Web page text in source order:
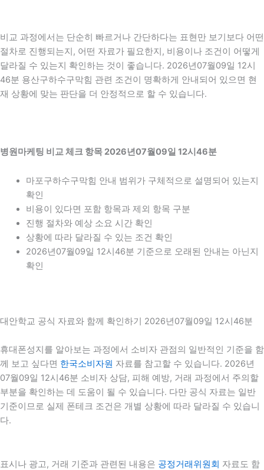
비교 과정에서는 단순히 빠르거나 간단하다는 표현만 보기보다 어떤
절차로 진행되는지, 어떤 자료가 필요한지, 비용이나 조건이 어떻게
달라질 수 있는지 확인하는 것이 좋습니다. 2026년07월09일 12시
46분 용산구하수구막힘 관련 조건이 명확하게 안내되어 있으면 현
재 상황에 맞는 판단을 더 안정적으로 할 수 있습니다.
병원마케팅 비교 체크 항목 2026년07월09일 12시46분
마포구하수구막힘 안내 범위가 구체적으로 설명되어 있는지
확인
비용이 있다면 포함 항목과 제외 항목 구분
진행 절차와 예상 소요 시간 확인
상황에 따라 달라질 수 있는 조건 확인
2026년07월09일 12시46분 기준으로 오래된 안내는 아닌지
확인
대안학교 공식 자료와 함께 확인하기 2026년07월09일 12시46분
휴대폰성지를 알아보는 과정에서 소비자 관점의 일반적인 기준을 함
께 보고 싶다면 한국소비자원 자료를 참고할 수 있습니다. 2026년
07월09일 12시46분 소비자 상담, 피해 예방, 거래 과정에서 주의할
부분을 확인하는 데 도움이 될 수 있습니다. 다만 공식 자료는 일반
기준이므로 실제 폰테크 조건은 개별 상황에 따라 달라질 수 있습니
다.
표시나 광고, 거래 기준과 관련된 내용은 공정거래위원회 자료도 함